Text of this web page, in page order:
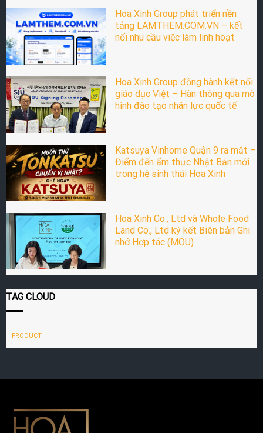
Hoa Xinh Group phát triển nền
tảng LAMTHEM.COM.VN – kết
nối nhu cầu việc làm linh hoạt
Hoa Xinh Group đồng hành kết nối
giáo dục Việt – Hàn thông qua mô
hình đào tạo nhân lực quốc tế
Katsuya Vinhome Quận 9 ra mắt –
Điểm đến ẩm thực Nhật Bản mới
trong hệ sinh thái Hoa Xinh
Hoa Xinh Co., Ltd và Whole Food
Land Co., Ltd ký kết Biên bản Ghi
nhớ Hợp tác (MOU)
TAG CLOUD
PRODUCT